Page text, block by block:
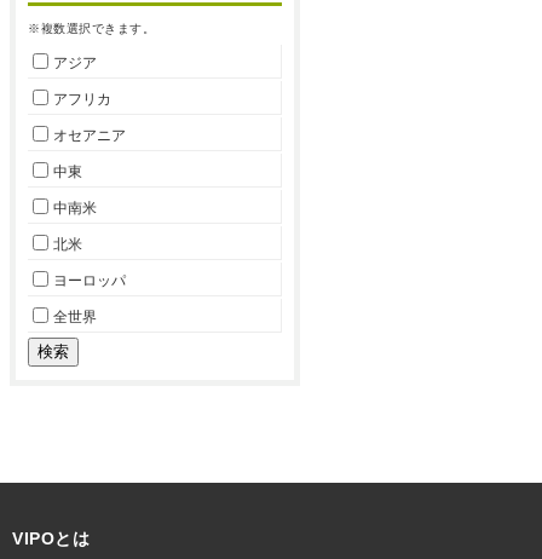
※複数選択できます。
アジア
アフリカ
オセアニア
中東
中南米
北米
ヨーロッパ
全世界
VIPOとは